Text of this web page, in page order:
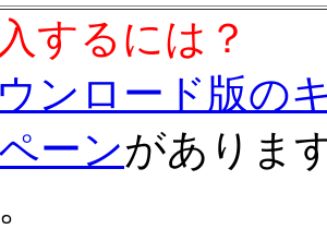
するには？
ンロード版の
ーンがありま
。